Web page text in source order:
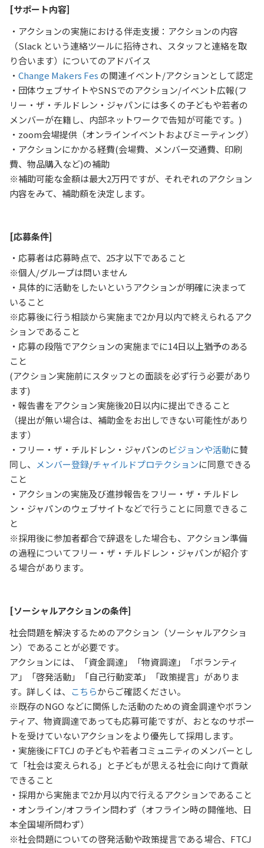
[サポート内容]
・アクションの実施における伴走支援：アクションの内容
（Slack という連絡ツールに招待され、スタッフと連絡を取
り合います）についてのアドバイス
・ Change Makers Fes の関連イベント/アクションとして認定
・団体ウェブサイトやSNSでのアクション/イベント広報(フ
リー・ザ・チルドレン・ジャパンには多くの子どもや若者の
メンバーが在籍し、内部ネットワークで告知が可能です。)
・zoom会場提供（オンラインイベントおよびミーティング）
・アクションにかかる経費(会場費、メンバー交通費、印刷
費、物品購入など)の補助
※補助可能な金額は最大2万円ですが、それぞれのアクション
内容をみて、補助額を決定します。
[応募条件]
・応募者は応募時点で、25才以下であること
※個人/グループは問いません
・具体的に活動をしたいというアクションが明確に決まって
いること
※応募後に行う相談から実施まで2か月以内で終えられるアク
ションであること
・応募の段階でアクションの実施までに14日以上猶予のある
こと
(アクション実施前にスタッフとの面談を必ず行う必要があり
ます)
・報告書をアクション実施後20日以内に提出できること
（提出が無い場合は、補助金をお出しできない可能性があり
ます）
・フリー・ザ・チルドレン・ジャパンのビジョンや活動に賛
同し、 メンバー登録/チャイルドプロテクションに同意できる
こと
・アクションの実施及び進捗報告をフリー・ザ・チルドレ
ン・ジャパンのウェブサイトなどで行うことに同意できるこ
と
※採用後に参加者都合で辞退をした場合も、アクション準備
の過程についてフリー・ザ・チルドレン・ジャパンが紹介す
る場合があります。
[ソーシャルアクションの条件]
社会問題を解決するためのアクション（ソーシャルアクショ
ン） であることが必要です。
アクションには、「資金調達」「物資調達」「ボランティ
ア」「啓発活動」「自己行動変革」「政策提言」がありま
す。詳しくは、 こちらからご確認ください。
※既存のNGO などに関係した活動のための資金調達やボラン
ティア、物資調達であっても応募可能ですが、おとなのサポー
トを受けていないアクションをより優先して採用します。
・実施後にFTCJ の子どもや若者コミュニティのメンバーとし
て「社会は変えられる」と子どもが思える社会に向けて貢献
できること
・採用から実施まで2か月以内で行えるアクションであること
・オンライン/オフライン問わず（オフライン時の開催地、日
本全国場所問わず）
※社会問題についての啓発活動や政策提言である場合、FTCJ